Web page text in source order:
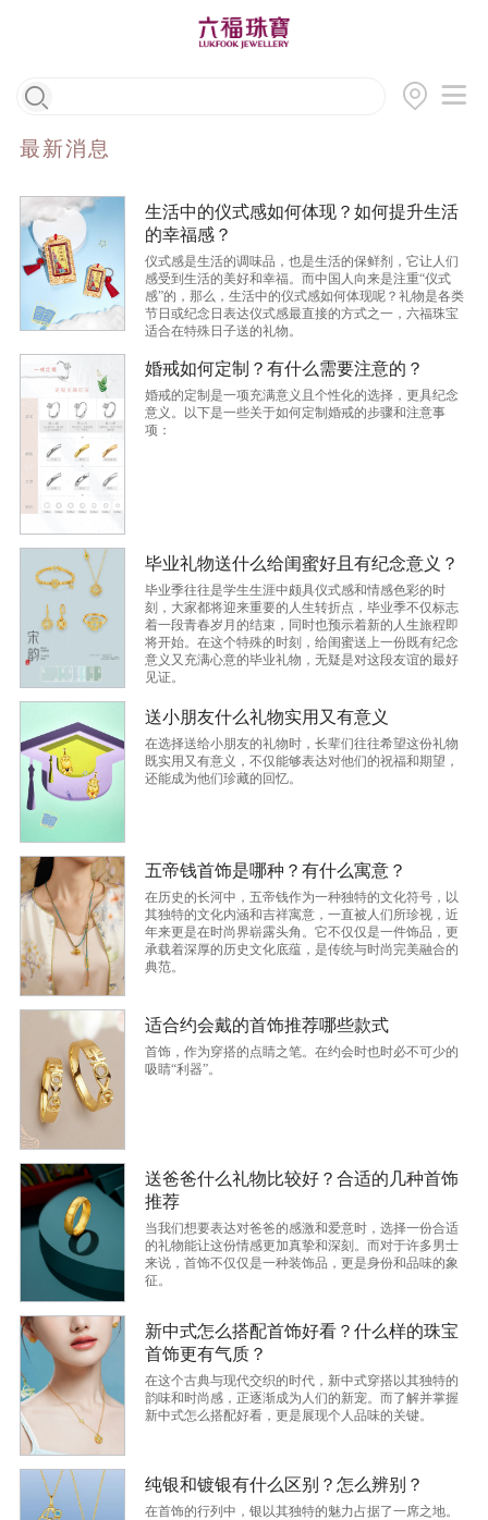
最新消息
生活中的仪式感如何体现？如何提升生活
的幸福感？
仪式感是生活的调味品，也是生活的保鲜剂，它让人们
感受到生活的美好和幸福。而中国人向来是注重“仪式
感”的，那么，生活中的仪式感如何体现呢？礼物是各类
节日或纪念日表达仪式感最直接的方式之一，六福珠宝
适合在特殊日子送的礼物。
婚戒如何定制？有什么需要注意的？
婚戒的定制是一项充满意义且个性化的选择，更具纪念
意义。以下是一些关于如何定制婚戒的步骤和注意事
项：
毕业礼物送什么给闺蜜好且有纪念意义？
毕业季往往是学生生涯中颇具仪式感和情感色彩的时
刻，大家都将迎来重要的人生转折点，毕业季不仅标志
着一段青春岁月的结束，同时也预示着新的人生旅程即
将开始。在这个特殊的时刻，给闺蜜送上一份既有纪念
意义又充满心意的毕业礼物，无疑是对这段友谊的最好
见证。
送小朋友什么礼物实用又有意义
在选择送给小朋友的礼物时，长辈们往往希望这份礼物
既实用又有意义，不仅能够表达对他们的祝福和期望，
还能成为他们珍藏的回忆。
五帝钱首饰是哪种？有什么寓意？
在历史的长河中，五帝钱作为一种独特的文化符号，以
其独特的文化内涵和吉祥寓意，一直被人们所珍视，近
年来更是在时尚界崭露头角。它不仅仅是一件饰品，更
承载着深厚的历史文化底蕴，是传统与时尚完美融合的
典范。
适合约会戴的首饰推荐哪些款式
首饰，作为穿搭的点睛之笔。在约会时也时必不可少的
吸睛“利器”。
送爸爸什么礼物比较好？合适的几种首饰
推荐
当我们想要表达对爸爸的感激和爱意时，选择一份合适
的礼物能让这份情感更加真挚和深刻。而对于许多男士
来说，首饰不仅仅是一种装饰品，更是身份和品味的象
征。
新中式怎么搭配首饰好看？什么样的珠宝
首饰更有气质？
在这个古典与现代交织的时代，新中式穿搭以其独特的
韵味和时尚感，正逐渐成为人们的新宠。而了解并掌握
新中式怎么搭配好看，更是展现个人品味的关键。
纯银和镀银有什么区别？怎么辨别？
在首饰的行列中，银以其独特的魅力占据了一席之地。